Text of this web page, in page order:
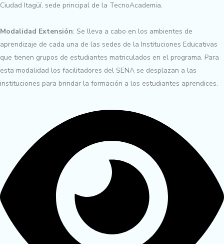
Ciudad Itagüí, sede principal de la TecnoAcademia.
Modalidad Extensión: Se lleva a cabo en los ambientes de
aprendizaje de cada una de las sedes de la Instituciones Educativas
que tienen grupos de estudiantes matriculados en el programa. Para
esta modalidad los facilitadores del SENA se desplazan a las
instituciones para brindar la formación a los estudiantes aprendices.